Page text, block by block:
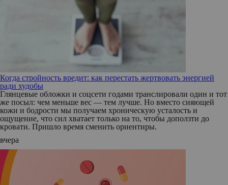
Когда стройность вредит: как перестать жертвовать энергией
ради худобы
Глянцевые обложки и соцсети годами транслировали один и тот
же посыл: чем меньше вес — тем лучше. Но вместо сияющей
кожи и бодрости мы получаем хроническую усталость и
ощущение, что сил хватает только на то, чтобы доползти до
кровати. Пришло время сменить ориентиры.
вчера